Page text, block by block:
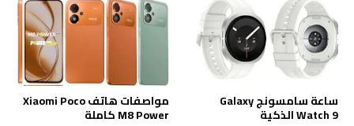
ساعة سامسونج Galaxy
Watch 9 الذكية
مواصفات هاتف Xiaomi Poco
M8 Power كاملة